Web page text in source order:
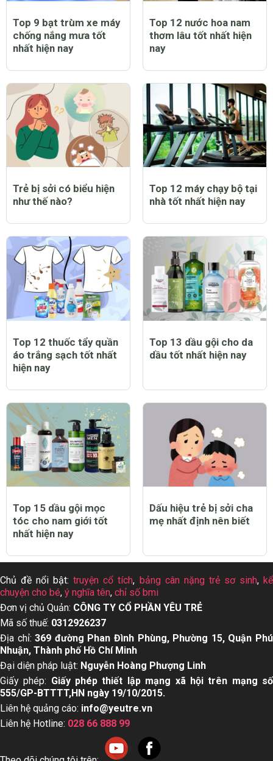
Top 9 bạt trùm xe máy
chống nắng mưa tốt
nhất hiện nay
Top 12 nước hoa nam
thơm lâu tốt nhất hiện
nay
Trẻ bị sởi có biểu hiện
như thế nào?
Top 12 máy chạy bộ tại
nhà tốt nhất hiện nay
Top 12 thuốc tẩy quần
áo trắng sạch tốt nhất
hiện nay
Top 13 dầu gội cho da
dầu tốt nhất hiện nay
Top 15 dầu gội mọc
tóc cho nam giới tốt
nhất hiện nay
Dấu hiệu trẻ bị sởi cha
mẹ nhất định nên biết
Chủ đề nổi bật:truyện cổ tích, bảng cân nặng trẻ sơ sinh, kể
chuyện cho bé, ý nghĩa tên, chỉ số bmi
Đơn vị chủ Quản: CÔNG TY CỔ PHẦN YÊU TRẺ
Mã số thuế: 0312926237
Địa chỉ:369 đường Phan Đình Phùng, Phường 15, Quận Phú
Nhuận, Thành phố Hồ Chí Minh
Đại diện pháp luật: Nguyễn Hoàng Phượng Linh
Giấy phép: Giấy phép thiết lập mạng xã hội trên mạng số
555/GP-BTTTT,HN ngày 19/10/2015.
Liên hệ quảng cáo: info@yeutre.vn
Liên hệ Hotline: 028 66 888 99